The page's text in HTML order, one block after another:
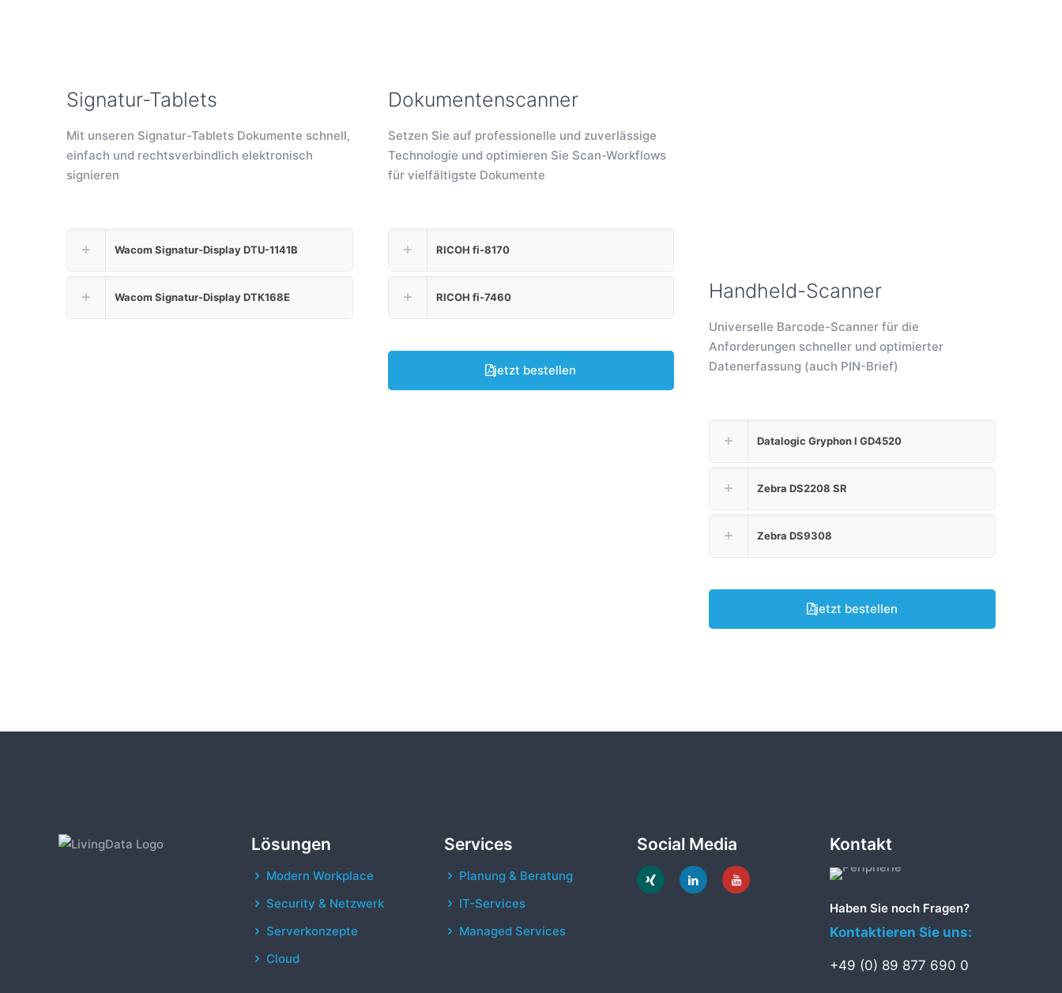
Signatur-Tablets
Mit unseren Signatur-Tablets Dokumente schnell,
einfach und rechtsverbindlich elektronisch
signieren
Wacom Signatur-Display DTU-1141B
Wacom Signatur-Display DTK168E
Dokumentenscanner
Setzen Sie auf professionelle und zuverlässige
Technologie und optimieren Sie Scan-Workflows
für vielfältigste Dokumente
RICOH fi-8170
RICOH fi-7460
jetzt bestellen
Handheld-Scanner
Universelle Barcode-Scanner für die
Anforderungen schneller und optimierter
Datenerfassung (auch PIN-Brief)
Datalogic Gryphon I GD4520
Zebra DS2208 SR
Zebra DS9308
jetzt bestellen
Lösungen
Modern Workplace
Security & Netzwerk
Serverkonzepte
Cloud
Services
Planung & Beratung
IT-Services
Managed Services
Social Media Kontakt
Haben Sie noch Fragen?
Kontaktieren Sie uns:
+49 (0) 89 877 690 0